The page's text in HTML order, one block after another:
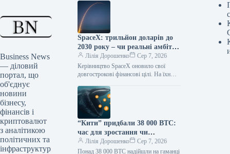
Business News
— діловий
портал, що
об'єднує
новини
бізнесу,
фінансів і
криптовалют
з аналітикою
політичних та
інфраструктур
SpaceX: трильйон доларів до
2030 року – чи реальні амбітні
плани Маска?
Лілія Дорошенко
Сер 7, 2026
Керівництво SpaceX оновило свої
довгострокові фінансові цілі. На їхню
сягнути $1 трлн вже до 2030…
“Кити” придбали 38 000 BTC:
час для зростання чи
усреднення?
Лілія Дорошенко
Сер 7, 2026
Понад 38 000 BTC надійшли на гаманці